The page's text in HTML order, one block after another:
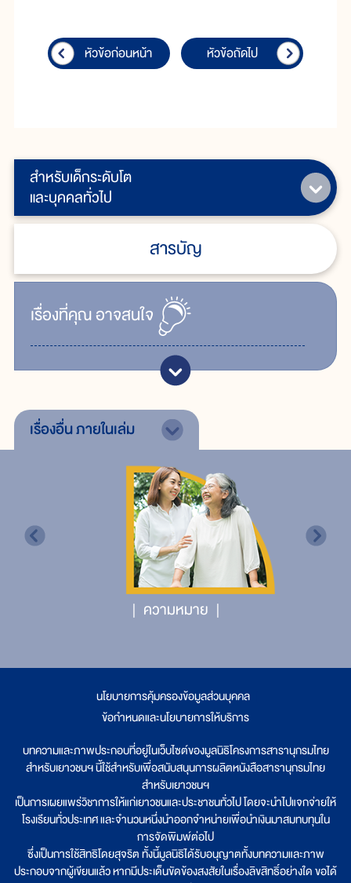
สำหรับเด็กระดับโต
และบุคคลทั่วไป
สารบัญ
เรื่ิองที่คุณอาจสนใจ
หัวข้อก่อนหน้า หัวข้อถัดไป
เรื่องอื่นภายในเล่ม
ความหมาย
นโยบายการคุ้มครองข้อมูลส่วนบุคคล
ข้อกำหนดและนโยบายการให้บริการ
บทความและภาพประกอบที่อยู่ในเว็บไซต์ของมูลนิธิโครงการสารานุกรมไทย
สำหรับเยาวชนฯ นี้ใช้สำหรับเพื่อสนับสนุนการผลิตหนังสือสารานุกรมไทย
สำหรับเยาวชนฯ
เป็นการเผยแพร่วิชาการให้แก่เยาวชนและประชาชนทั่วไป โดยจะนำไปแจกจ่ายให้
โรงเรียนทั่วประเทศ และจำนวนหนึ่งนำออกจำหน่ายเพื่อนำเงินมาสมทบทุนใน
การจัดพิมพ์ต่อไป
ซึ่งเป็นการใช้สิทธิโดยสุจริต ทั้งนี้มูลนิธิได้รับอนุญาตทั้งบทความและภาพ
ประกอบจากผู้เขียนแล้ว หากมีประเด็นขัดข้องสงสัยในเรื่องลิขสิทธิ์อย่างใด ขอได้